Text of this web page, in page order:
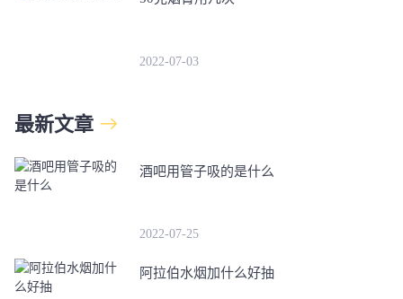
2022-07-03
最新文章
酒吧用管子吸的是什么
2022-07-25
阿拉伯水烟加什么好抽